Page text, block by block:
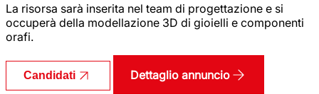
La risorsa sarà inserita nel team di progettazione e si
occuperà della modellazione 3D di gioielli e componenti
orafi.
Candidati Dettaglio annuncio